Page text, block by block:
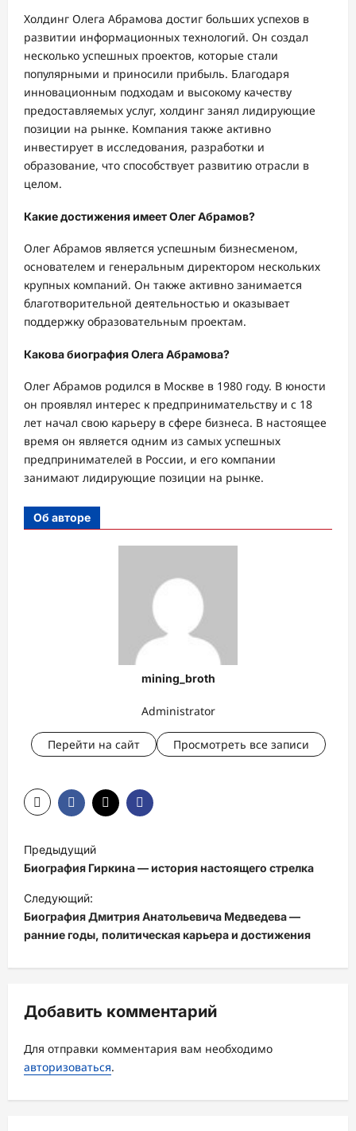
Холдинг Олега Абрамова достиг больших успехов в
развитии информационных технологий. Он создал
несколько успешных проектов, которые стали
популярными и приносили прибыль. Благодаря
инновационным подходам и высокому качеству
предоставляемых услуг, холдинг занял лидирующие
позиции на рынке. Компания также активно
инвестирует в исследования, разработки и
образование, что способствует развитию отрасли в
целом.
Какие достижения имеет Олег Абрамов?
Олег Абрамов является успешным бизнесменом,
основателем и генеральным директором нескольких
крупных компаний. Он также активно занимается
благотворительной деятельностью и оказывает
поддержку образовательным проектам.
Какова биография Олега Абрамова?
Олег Абрамов родился в Москве в 1980 году. В юности
он проявлял интерес к предпринимательству и с 18
лет начал свою карьеру в сфере бизнеса. В настоящее
время он является одним из самых успешных
предпринимателей в России, и его компании
занимают лидирующие позиции на рынке.
Об авторе
mining_broth
Administrator
Перейти на сайт Просмотреть все записи
Н
а
в
и
г
а
и
з
Предыдущий
Биография Гиркина — история настоящего стрелка
Следующий:
Биография Дмитрия Анатольевича Медведева —
ранние годы, политическая карьера и достижения
Добавить комментарий
Для отправки комментария вам необходимо
авторизоваться.